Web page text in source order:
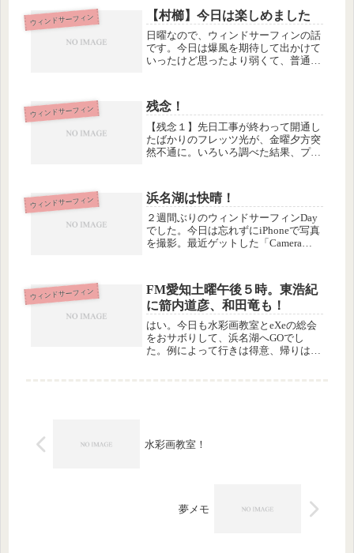
ょっとは暖かくなってるんでしょう
か。昨日の浜名湖は、東京方面や三重
方面...
ウィンドサーフィン 【村櫛】今日は楽しめました
日曜なので、ウィンドサーフィンの話
です。今日は爆風を期待して出かけて
いったけど思ったより弱くて、普通に
したりできたし、部分的にプレーニン
グできる時もあり、じゅうぶん満喫し
ま...
ウィンドサーフィン 残念！
【残念１】先日工事が終わって開通し
たばかりのフレッツ光が、金曜夕方突
然不通に。いろいろ調べた結果、プロ
が削除されていたのでした。…びっく
り！アタシはてっきり、プロバ...
ウィンドサーフィン 浜名湖は快晴！
２週間ぶりのウィンドサーフィンDay
でした。今日は忘れずにiPhoneで写真
を撮影。最近ゲットした「Camera
ょっと離れると真ん中の写真のように
米粒状態に。私？私の姿...
ウィンドサーフィン
FM愛知土曜午後５時。東浩紀
に箭内道彦、和田竜も！
はい。今日も水彩画教室とeXeの総会
をおサボりして、浜名湖へGOでし
た。例によって行きは得意、帰りは苦
水彩画教室！
夢メモ